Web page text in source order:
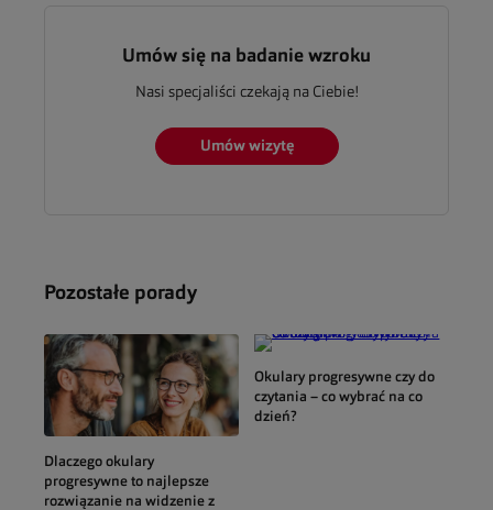
Umów się na badanie wzroku
Nasi specjaliści czekają na Ciebie!
Umów wizytę
Pozostałe porady
Dlaczego okulary
progresywne to najlepsze
rozwiązanie na widzenie z
Okulary progresywne czy do
czytania – co wybrać na co
dzień?